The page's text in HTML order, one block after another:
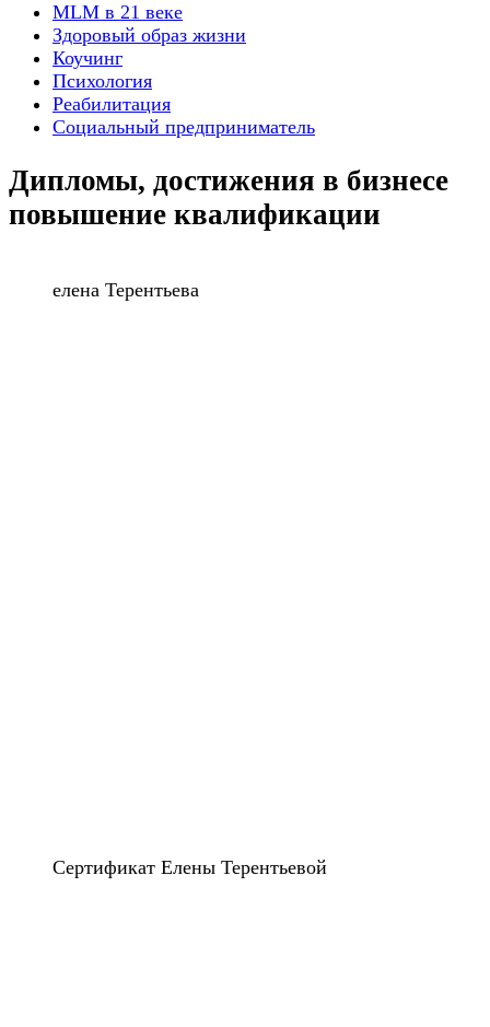
MLM в 21 веке
Здоровый образ жизни
Коучинг
Психология
Реабилитация
Социальный предприниматель
Дипломы, достижения в бизнесе
повышение квалификации
елена Терентьева
Сертификат Елены Терентьевой